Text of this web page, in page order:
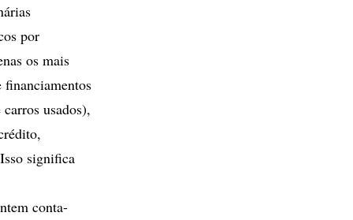
por
os mais
financiamentos
usados),
significa
conta-